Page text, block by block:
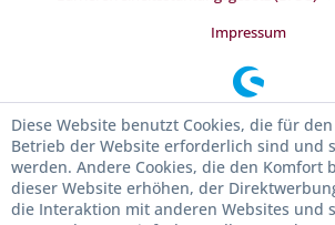
Impressum
Diese Website benutzt Cookies, die für
Betrieb der Website erforderlich sind und
werden. Andere Cookies, die den Komfort
dieser Website erhöhen, der
die Interaktion mit anderen Websites und